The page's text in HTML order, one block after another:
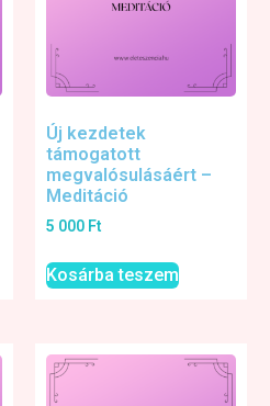
Új kezdetek
támogatott
megvalósulásáért –
Meditáció
5 000 Ft
Kosárba teszem